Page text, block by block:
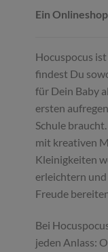
Ein
Hocuspocus
findest Du
für Dein Baby
ersten
Schule
mit kreativen
Kleinigkeiten
erleichtern
Freude
Bei
jeden Anlass: